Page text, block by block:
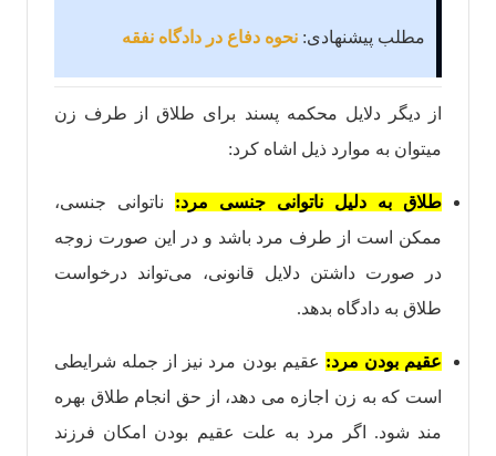
مطلب پیشنهادی: نحوه دفاع در دادگاه نفقه
از دیگر دلایل محکمه پسند برای طلاق از طرف زن
میتوان به موارد ذیل اشاه کرد:
طلاق به دلیل ناتوانی جنسی مرد:
ناتوانی جنسی،
ممکن است از طرف مرد باشد و در این صورت زوجه
در صورت داشتن دلایل قانونی، می‌تواند درخواست
طلاق به دادگاه بدهد.
عقیم بودن مرد: عقیم بودن مرد نیز از جمله شرایطی
است که به زن اجازه می دهد، از حق انجام طلاق بهره
مند شود. اگر مرد به علت عقیم بودن امکان فرزند